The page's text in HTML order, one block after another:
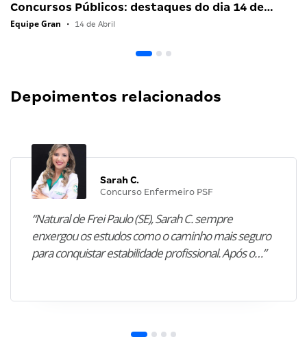
Concursos Públicos: destaques do dia 14 de…
Equipe Gran • 14 de Abril
Depoimentos relacionados
Sarah C.
Concurso Enfermeiro PSF
“Natural de Frei Paulo (SE), Sarah C. sempre
enxergou os estudos como o caminho mais seguro
para conquistar estabilidade profissional. Após o…”